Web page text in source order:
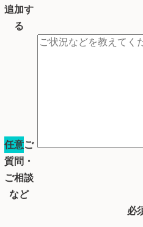
追加す
る
任意ご
質問・
ご相談
など
必